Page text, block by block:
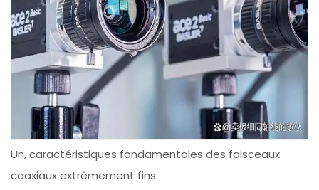
Un, caractéristiques fondamentales des faisceaux
coaxiaux extrêmement fins